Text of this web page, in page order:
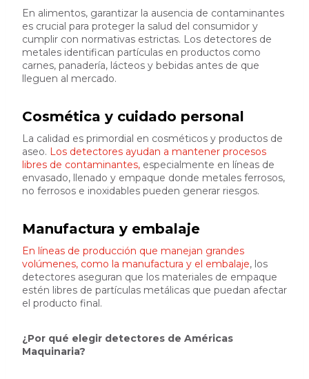
En alimentos, garantizar la ausencia de contaminantes
es crucial para proteger la salud del consumidor y
cumplir con normativas estrictas. Los detectores de
metales identifican partículas en productos como
carnes, panadería, lácteos y bebidas antes de que
lleguen al mercado.
Cosmética y cuidado personal
La calidad es primordial en cosméticos y productos de
aseo. Los detectores ayudan a mantener procesos
libres de contaminantes, especialmente en líneas de
envasado, llenado y empaque donde metales ferrosos,
no ferrosos e inoxidables pueden generar riesgos.
Manufactura y embalaje
En líneas de producción que manejan grandes
volúmenes, como la manufactura y el embalaje, los
detectores aseguran que los materiales de empaque
estén libres de partículas metálicas que puedan afectar
el producto final.
¿Por qué elegir detectores de Américas
Maquinaria?